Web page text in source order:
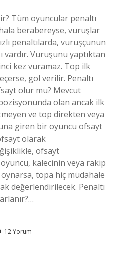
Tüm oyuncular penaltı
berabereyse, vuruşlar
penaltılarda, vuruşçunun
vardır. Vuruşunu yaptıktan
kez vuramaz. Top ilk
gol verilir. Penaltı
olur mu? Mevcut
olan ancak ilk
ve top direkten veya
giren bir oyuncu ofsayt
olarak
ofsayt
kalecinin veya rakip
topa hiç müdahale
değerlendirilecek. Penaltı
12 Yorum